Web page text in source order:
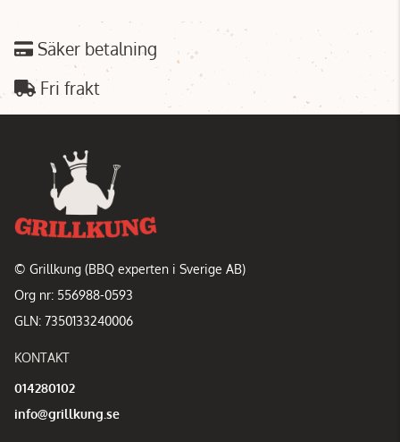
Säker betalning
Fri frakt
© Grillkung (BBQ experten i Sverige AB)
Org nr: 556988-0593
GLN: 7350133240006
KONTAKT
014280102
info@grillkung.se